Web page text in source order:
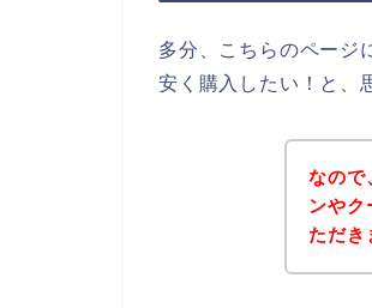
多分、こちらのページ
安く購入したい！と、
なので
ンやク
ただき